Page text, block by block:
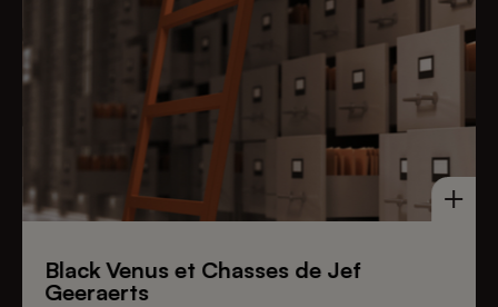
Black Venus et Chasses de Jef
Geeraerts